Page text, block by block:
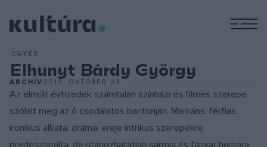
EGYÉB
Elhunyt Bárdy György
ARCHÍV2013. OKTÓBER 23.
Az elmúlt évtizedek számtalan színházi és filmes szerepe
szólalt meg az ő csodálatos baritonján. Markáns, férfias,
ironikus alkata, drámai ereje intrikus szerepekre
predesztinálta, de utánozhatatlan sármja és fanyar humora